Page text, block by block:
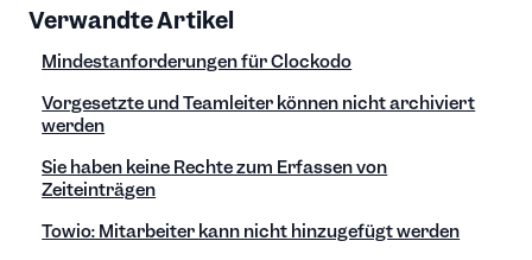
Verwandte Artikel
Mindestanforderungen für Clockodo
Vorgesetzte und Teamleiter können nicht archiviert
werden
Sie haben keine Rechte zum Erfassen von
Zeiteinträgen
Towio: Mitarbeiter kann nicht hinzugefügt werden